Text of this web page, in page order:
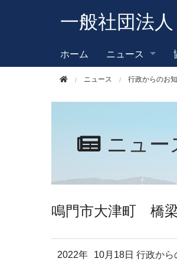
一般社団法
ホーム ニュース
ニュース 行政からのお
ニュー
鳴門市大津町 橋
2022年 10月18日 行政から